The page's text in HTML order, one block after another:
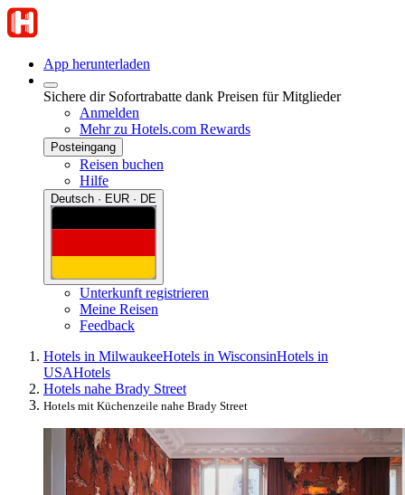
App herunterladen
Sichere dir Sofortrabatte dank Preisen für Mitglieder
Anmelden
Mehr zu Hotels.com Rewards
Posteingang
Reisen buchen
Hilfe
Deutsch · EUR · DE
Unterkunft registrieren
Meine Reisen
Feedback
Hotels in MilwaukeeHotels in WisconsinHotels in
USAHotels
Hotels nahe Brady Street
Hotels mit Küchenzeile nahe Brady Street